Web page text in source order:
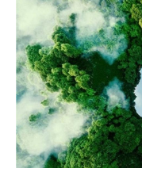
nghiệp.